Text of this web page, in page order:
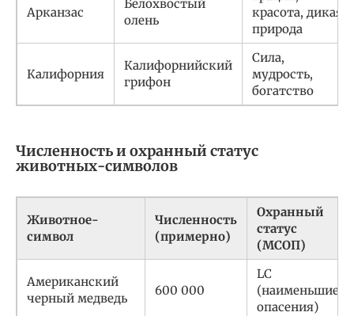
Арканзас
Белохвостый
олень
красота, дикая
природа
Калифорния
Калифорнийский
грифон
Сила,
мудрость,
богатство
Численность и охранный статус
животных-символов
Животное-
символ
Численность
(примерно)
Охранный
статус
(МСОП)
Американский
черный медведь
600 000
LC
(наименьшие
опасения)